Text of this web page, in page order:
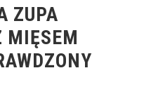
ZUPA
MIĘSEM